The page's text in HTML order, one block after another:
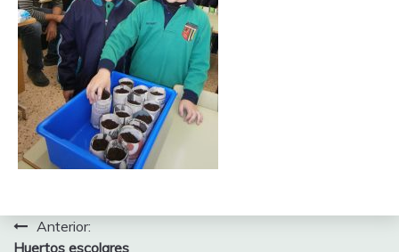
Navegación
Anterior:
Huertos escolares